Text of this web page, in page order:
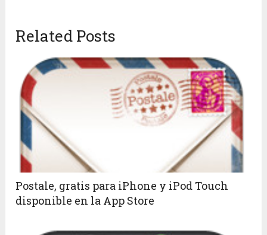
Related Posts
Postale, gratis para iPhone y iPod Touch
disponible en la App Store